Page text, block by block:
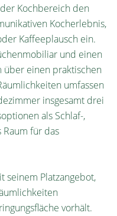
Kochbereich den
Kocherlebnis,
Kaffeeplausch ein.
und einen
über einen praktischen
umfassen
insgesamt drei
als Schlaf-,
für das
seinem Platzangebot,
vorhält.